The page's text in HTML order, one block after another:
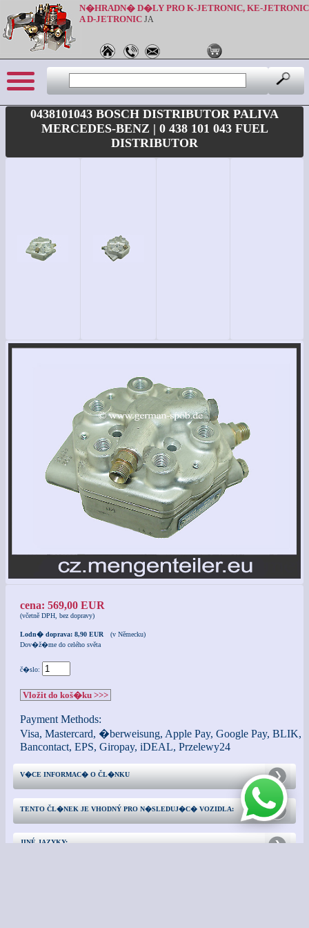
N�HRADN� D�LY PRO K-JETRONIC, KE-JETRONIC
A D-JETRONIC JA
0438101043 BOSCH DISTRIBUTOR PALIVA
MERCEDES-BENZ | 0 438 101 043 FUEL
DISTRIBUTOR
cena: 569,00 EUR
(včetně DPH, bez dopravy)
Lodn� doprava: 8,90 EUR
(v Německu)
Dov�ž�me do celého světa
č�slo:
Vložit do koš�ku >>>
Payment Methods:
Visa, Mastercard, �berweisung, Apple Pay, Google Pay, BLIK,
Bancontact, EPS, Giropay, iDEAL, Przelewy24
V�CE INFORMAC� O ČL�NKU
TENTO ČL�NEK JE VHODNÝ PRO N�SLEDUJ�C� VOZIDLA:
JINÉ JAZYKY: